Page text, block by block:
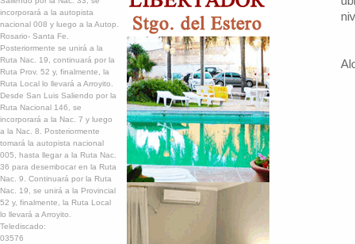
incorporará a la autopista
nacional 008 y luego a la Autop.
Rosario- Santa Fe.
Posteriormente se unirá a la
Ruta Nac. 19, continuará por la
Ruta Prov. 52 y, finalmente, la
Ruta Local lo llevará a Arroyito.
Desde San Luis Saliendo por la
Ruta Nacional 146, se
incorporará a la Nac. 7 y luego
a la Nac. 8. Posteriormente
tomará la autopista nacional
005, hasta llegar a la Ruta Nac.
36 para desembocar en la Ruta
Nac. 9. Continuará por la Ruta
Nac. 19, se unirá a la Provincial
52 y, finalmente, la Ruta Local
lo llevará a Arroyito.
Telediscado:
03576